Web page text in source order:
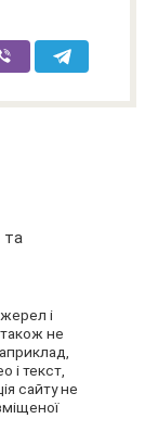
та
і
не
і текст,
сайту не